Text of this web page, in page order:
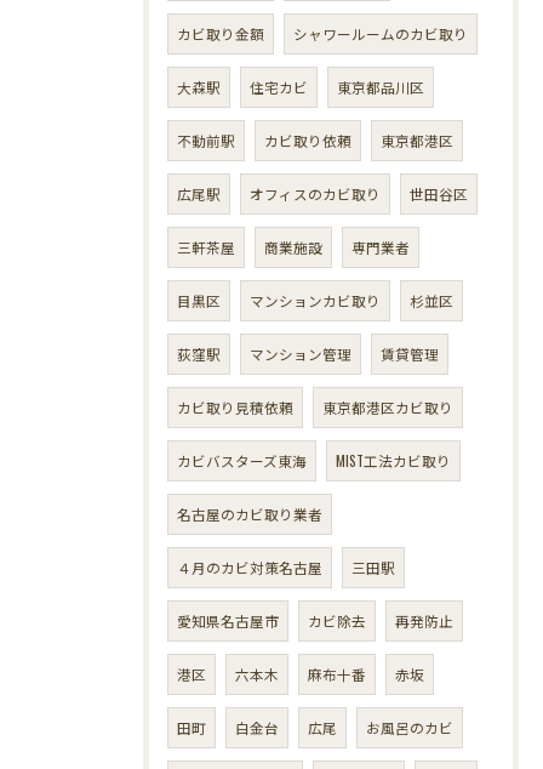
カビ取り金額 シャワールームのカビ取り
大森駅 住宅カビ 東京都品川区
不動前駅 カビ取り依頼 東京都港区
広尾駅 オフィスのカビ取り 世田谷区
三軒茶屋 商業施設 専門業者
目黒区 マンションカビ取り 杉並区
荻窪駅 マンション管理 賃貸管理
カビ取り見積依頼 東京都港区カビ取り
カビバスターズ東海 MIST工法カビ取り
名古屋のカビ取り業者
４月のカビ対策名古屋 三田駅
愛知県名古屋市 カビ除去 再発防止
港区 六本木 麻布十番 赤坂
田町 白金台 広尾 お風呂のカビ